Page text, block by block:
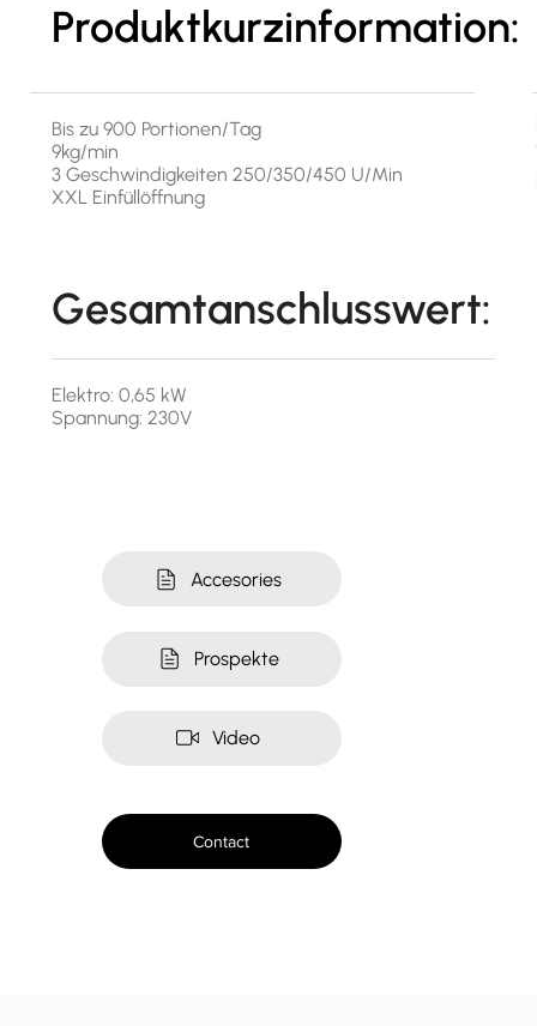
Prospekte
Accesories
Video
Contact
Produktkurzinformation:
Bis zu 900 Portionen/Tag
9kg/min
3 Geschwindigkeiten 250/350/450 U/Min
XXL Einfüllöffnung
Gesamtanschlusswert:
Elektro: 0,65 kW
Spannung: 230V